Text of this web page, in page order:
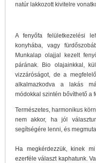
natúr lakkozott kivitelre
A fenyőfa felületkezelési
konyhába, vagy
Munkalap olajjal kezelt
párának. Bio olajainkkal,
vizzáróságot, de a
alkalmazkodva a lakás
módokkal szintén bővíthető a
Természetes, harmonikus
nem akkor, ha jól
segítségére lenni, és
Ha megkérdezzük, kinek
ezerféle választ kaphatunk.